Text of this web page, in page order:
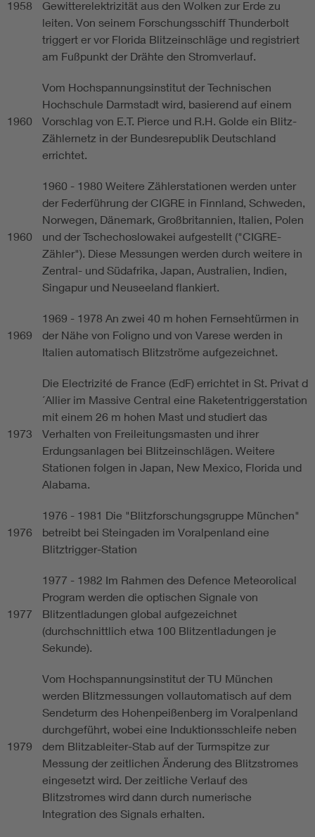
1958
Gewitterelektrizität aus den Wolken zur Erde zu
leiten. Von seinem Forschungsschiff Thunderbolt
triggert er vor Florida Blitzeinschläge und registriert
am Fußpunkt der Drähte den Stromverlauf.
1960
Vom Hochspannungsinstitut der Technischen
Hochschule Darmstadt wird, basierend auf einem
Vorschlag von E.T. Pierce und R.H. Golde ein Blitz-
Zählernetz in der Bundesrepublik Deutschland
errichtet.
1960
1960 - 1980 Weitere Zählerstationen werden unter
der Federführung der CIGRE in Finnland, Schweden,
Norwegen, Dänemark, Großbritannien, Italien, Polen
und der Tschechoslowakei aufgestellt ("CIGRE-
Zähler"). Diese Messungen werden durch weitere in
Zentral- und Südafrika, Japan, Australien, Indien,
Singapur und Neuseeland flankiert.
1969
1969 - 1978 An zwei 40 m hohen Fernsehtürmen in
der Nähe von Foligno und von Varese werden in
Italien automatisch Blitzströme aufgezeichnet.
1973
Die Electrizité de France (EdF) errichtet in St. Privat d
´Allier im Massive Central eine Raketentriggerstation
mit einem 26 m hohen Mast und studiert das
Verhalten von Freileitungsmasten und ihrer
Erdungsanlagen bei Blitzeinschlägen. Weitere
Stationen folgen in Japan, New Mexico, Florida und
Alabama.
1976
1976 - 1981 Die "Blitzforschungsgruppe München"
betreibt bei Steingaden im Voralpenland eine
Blitztrigger-Station
1977
1977 - 1982 Im Rahmen des Defence Meteorolical
Program werden die optischen Signale von
Blitzentladungen global aufgezeichnet
(durchschnittlich etwa 100 Blitzentladungen je
Sekunde).
1979
Vom Hochspannungsinstitut der TU München
werden Blitzmessungen vollautomatisch auf dem
Sendeturm des Hohenpeißenberg im Voralpenland
durchgeführt, wobei eine Induktionsschleife neben
dem Blitzableiter-Stab auf der Turmspitze zur
Messung der zeitlichen Änderung des Blitzstromes
eingesetzt wird. Der zeitliche Verlauf des
Blitzstromes wird dann durch numerische
Integration des Signals erhalten.